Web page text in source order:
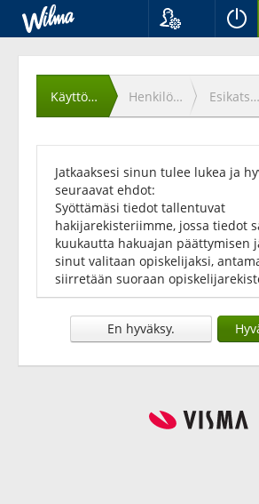
Svenska
English
Käyttöehtojen
hyväksyminen
Käyttöehdot Henkilötiedot Esikatselu
Jatkaaksesi sinun tulee lukea ja
seuraavat ehdot:
Syöttämäsi tiedot tallentuvat
hakijarekisteriimme, jossa tiedot
kuukautta hakuajan päättymisen
sinut valitaan opiskelijaksi,
siirretään suoraan
En hyväksy.